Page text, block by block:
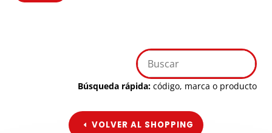
Búsqueda rápida: código, marca o producto
VOLVER AL SHOPPING